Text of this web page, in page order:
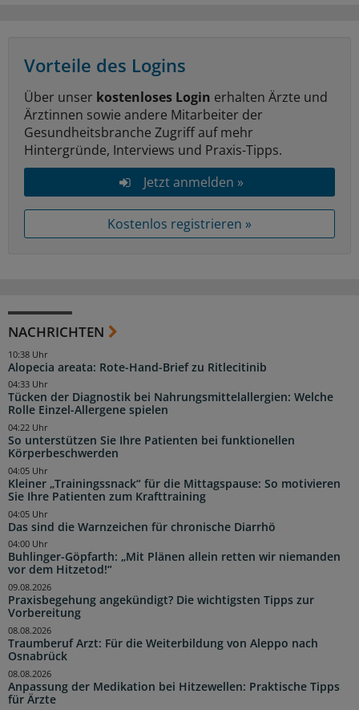
Vorteile des Logins
Über unser kostenloses Login erhalten Ärzte und
Ärztinnen sowie andere Mitarbeiter der
Gesundheitsbranche Zugriff auf mehr
Hintergründe, Interviews und Praxis-Tipps.
Jetzt anmelden »
Kostenlos registrieren »
NACHRICHTEN
Alopecia areata: Rote-Hand-Brief zu Ritlecitinib
10:38 Uhr
Tücken der Diagnostik bei Nahrungsmittelallergien: Welche
Rolle Einzel-Allergene spielen
04:33 Uhr
So unterstützen Sie Ihre Patienten bei funktionellen
Körperbeschwerden
04:22 Uhr
Kleiner „Trainingssnack“ für die Mittagspause: So motivieren
Sie Ihre Patienten zum Krafttraining
04:05 Uhr
Das sind die Warnzeichen für chronische Diarrhö
04:05 Uhr
Buhlinger-Göpfarth: „Mit Plänen allein retten wir niemanden
vor dem Hitzetod!“
04:00 Uhr
Praxisbegehung angekündigt? Die wichtigsten Tipps zur
Vorbereitung
09.08.2026
Traumberuf Arzt: Für die Weiterbildung von Aleppo nach
Osnabrück
08.08.2026
Anpassung der Medikation bei Hitzewellen: Praktische Tipps
für Ärzte
08.08.2026